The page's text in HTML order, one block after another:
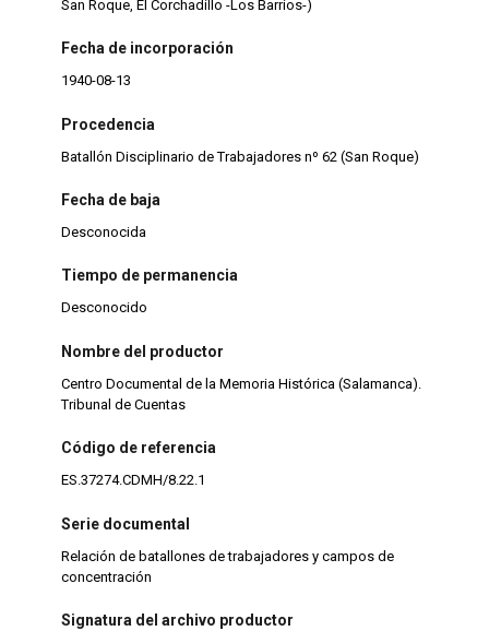
San Roque, El Corchadillo -Los Barrios-)
Fecha de incorporación
1940-08-13
Procedencia
Batallón Disciplinario de Trabajadores nº 62 (San Roque)
Fecha de baja
Desconocida
Tiempo de permanencia
Desconocido
Nombre del productor
Centro Documental de la Memoria Histórica (Salamanca).
Tribunal de Cuentas
Código de referencia
ES.37274.CDMH/8.22.1
Serie documental
Relación de batallones de trabajadores y campos de
concentración
Signatura del archivo productor